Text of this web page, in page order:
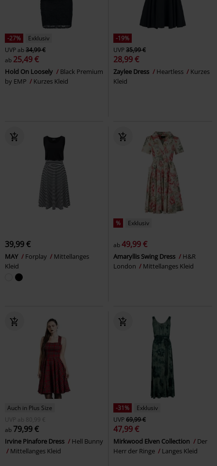
-27%
Exklusiv
UVPab34,99 €
ab 25,49 €
Hold On Loosely
Black Premium
by EMP
Kurzes Kleid
-19%
UVP35,99 €
28,99 €
Zaylee Dress Heartless
Kurzes
Kleid
39,99 €
MAY Forplay
Mittellanges
Kleid
% Exklusiv
ab49,99 €
Amaryllis Swing Dress
H&R
London
Mittellanges Kleid
Auch in Plus Size
UVP
ab 80,99 €
ab 79,99 €
Irvine Pinafore Dress
Hell Bunny
Mittellanges Kleid
-31%
Exklusiv
UVP69,99 €
47,99 €
Mirkwood Elven Collection
Der
Herr der Ringe
Langes Kleid